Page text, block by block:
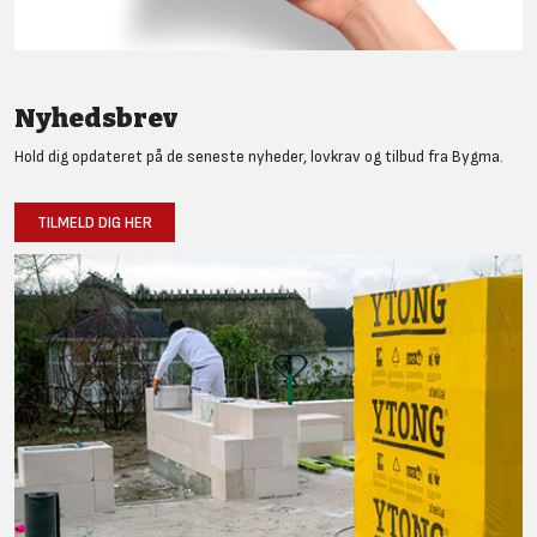
Nyhedsbrev
Hold dig opdateret på de seneste nyheder, lovkrav og tilbud fra Bygma.
TILMELD DIG HER